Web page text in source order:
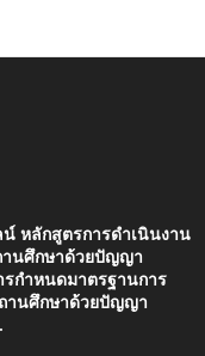
หลักสูตรการดำเนินงาน
นศึกษาด้วยปัญญา
กำหนดมาตรฐานการ
านศึกษาด้วยปัญญา